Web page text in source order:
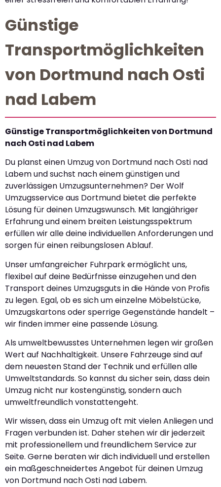
Günstige
Transportmöglichkeiten
von Dortmund nach Osti
nad Labem
Günstige Transportmöglichkeiten von Dortmund
nach Osti nad Labem
Du planst einen Umzug von Dortmund nach Osti nad
Labem und suchst nach einem günstigen und
zuverlässigen Umzugsunternehmen? Der Wolf
Umzugsservice aus Dortmund bietet die perfekte
Lösung für deinen Umzugswunsch. Mit langjähriger
Erfahrung und einem breiten Leistungsspektrum
erfüllen wir alle deine individuellen Anforderungen und
sorgen für einen reibungslosen Ablauf.
Unser umfangreicher Fuhrpark ermöglicht uns,
flexibel auf deine Bedürfnisse einzugehen und den
Transport deines Umzugsguts in die Hände von Profis
zu legen. Egal, ob es sich um einzelne Möbelstücke,
Umzugskartons oder sperrige Gegenstände handelt –
wir finden immer eine passende Lösung.
Als umweltbewusstes Unternehmen legen wir großen
Wert auf Nachhaltigkeit. Unsere Fahrzeuge sind auf
dem neuesten Stand der Technik und erfüllen alle
Umweltstandards. So kannst du sicher sein, dass dein
Umzug nicht nur kostengünstig, sondern auch
umweltfreundlich vonstattengeht.
Wir wissen, dass ein Umzug oft mit vielen Anliegen und
Fragen verbunden ist. Daher stehen wir dir jederzeit
mit professionellem und freundlichem Service zur
Seite. Gerne beraten wir dich individuell und erstellen
ein maßgeschneidertes Angebot für deinen Umzug
von Dortmund nach Osti nad Labem.